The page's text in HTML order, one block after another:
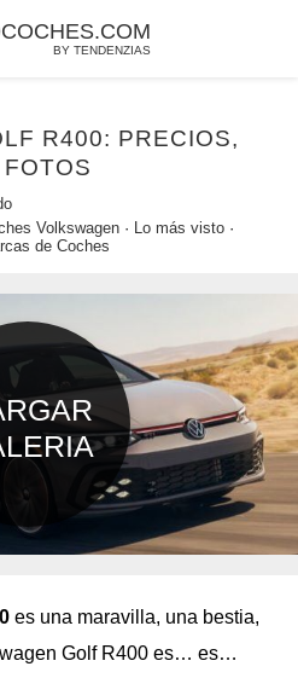
BY TENDENZIAS
R400: PRECIOS,
Volkswagen · Lo más visto ·
de Coches
es una maravilla, una bestia,
Golf R400 es… es…